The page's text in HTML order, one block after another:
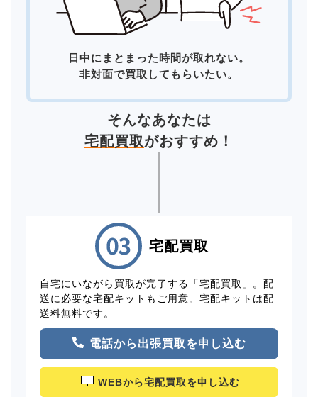
日中にまとまった時間が取れない。
非対面で買取してもらいたい。
そんなあなたは
宅配買取がおすすめ！
宅配買取
自宅にいながら買取が完了する「宅配買取」。配
送に必要な宅配キットもご用意。宅配キットは配
送料無料です。
電話から出張買取を申し込む
WEBから宅配買取を申し込む